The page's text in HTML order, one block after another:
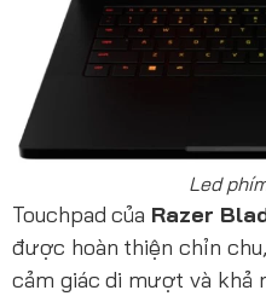
Led
Touchpad của Razer
được hoàn thiện chỉn
cảm giác di mượt và khả